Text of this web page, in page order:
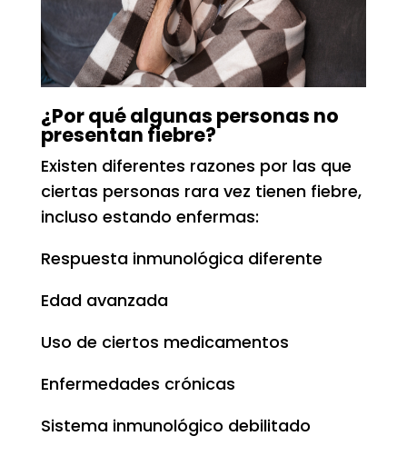
¿Por qué algunas personas no
presentan fiebre?
Existen diferentes razones por las que
ciertas personas rara vez tienen fiebre,
incluso estando enfermas:
Respuesta inmunológica diferente
Edad avanzada
Uso de ciertos medicamentos
Enfermedades crónicas
Sistema inmunológico debilitado